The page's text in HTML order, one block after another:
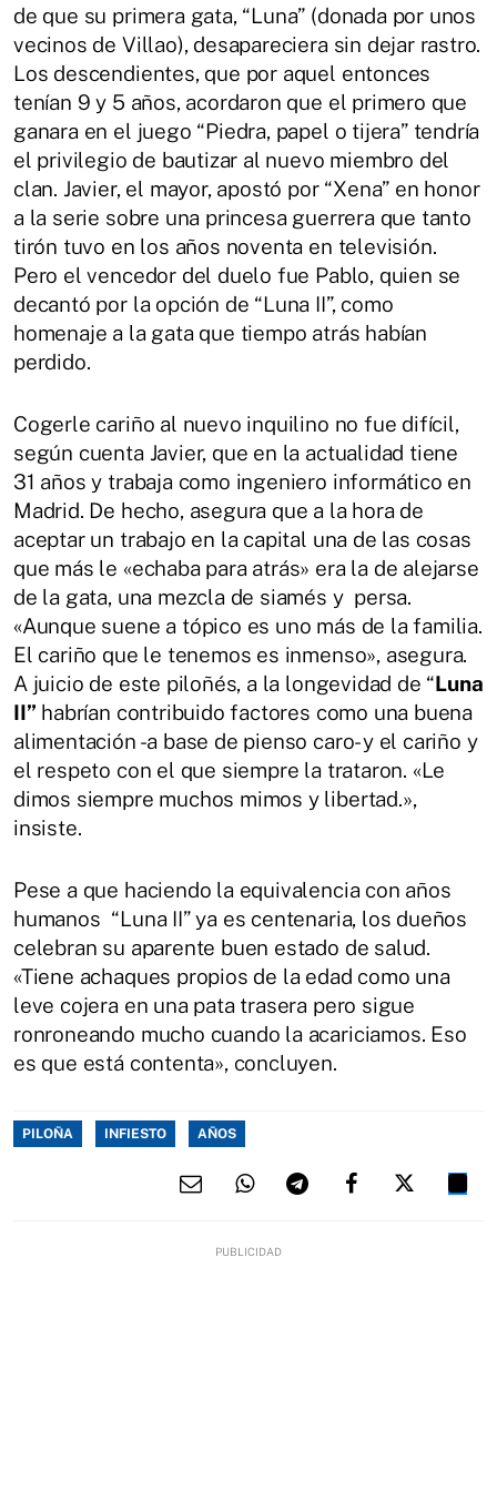
de que su primera gata, “Luna” (donada por unos
vecinos de Villao), desapareciera sin dejar rastro.
Los descendientes, que por aquel entonces
tenían 9 y 5 años, acordaron que el primero que
ganara en el juego “Piedra, papel o tijera” tendría
el privilegio de bautizar al nuevo miembro del
clan. Javier, el mayor, apostó por “Xena” en honor
a la serie sobre una princesa guerrera que tanto
tirón tuvo en los años noventa en televisión.
Pero el vencedor del duelo fue Pablo, quien se
decantó por la opción de “Luna II”, como
homenaje a la gata que tiempo atrás habían
perdido.
Cogerle cariño al nuevo inquilino no fue difícil,
según cuenta Javier, que en la actualidad tiene
31 años y trabaja como ingeniero informático en
Madrid. De hecho, asegura que a la hora de
aceptar un trabajo en la capital una de las cosas
que más le «echaba para atrás» era la de alejarse
de la gata, una mezcla de siamés y persa.
«Aunque suene a tópico es uno más de la familia.
El cariño que le tenemos es inmenso», asegura.
A juicio de este piloñés, a la longevidad de “Luna
II” habrían contribuido factores como una buena
alimentación -a base de pienso caro- y el cariño y
el respeto con el que siempre la trataron. «Le
dimos siempre muchos mimos y libertad.»,
insiste.
Pese a que haciendo la equivalencia con años
humanos “Luna II” ya es centenaria, los dueños
celebran su aparente buen estado de salud.
«Tiene achaques propios de la edad como una
leve cojera en una pata trasera pero sigue
ronroneando mucho cuando la acariciamos. Eso
es que está contenta», concluyen.
PILOÑA INFIESTO AÑOS